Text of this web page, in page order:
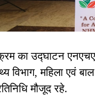
का उद्घाटन
विभाग, महिला एवं
मौजूद रहे.